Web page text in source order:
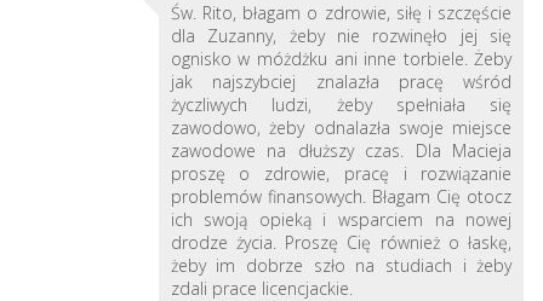
Św. Rito, błagam o zdrowie, siłę i szczęście
dla Zuzanny, żeby nie rozwinęło jej się
ognisko w móżdżku ani inne torbiele. Żeby
jak najszybciej znalazła pracę wśród
życzliwych ludzi, żeby spełniała się
zawodowo, żeby odnalazła swoje miejsce
zawodowe na dłuższy czas. Dla Macieja
proszę o zdrowie, pracę i rozwiązanie
problemów finansowych. Błagam Cię otocz
ich swoją opieką i wsparciem na nowej
drodze życia. Proszę Cię również o łaskę,
żeby im dobrze szło na studiach i żeby
zdali prace licencjackie.